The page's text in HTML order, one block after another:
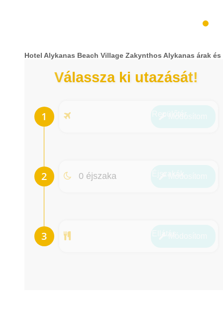
Hotel Alykanas Beach Village Zakynthos Alykanas árak
Válassza ki utazását!
0 éjszaka